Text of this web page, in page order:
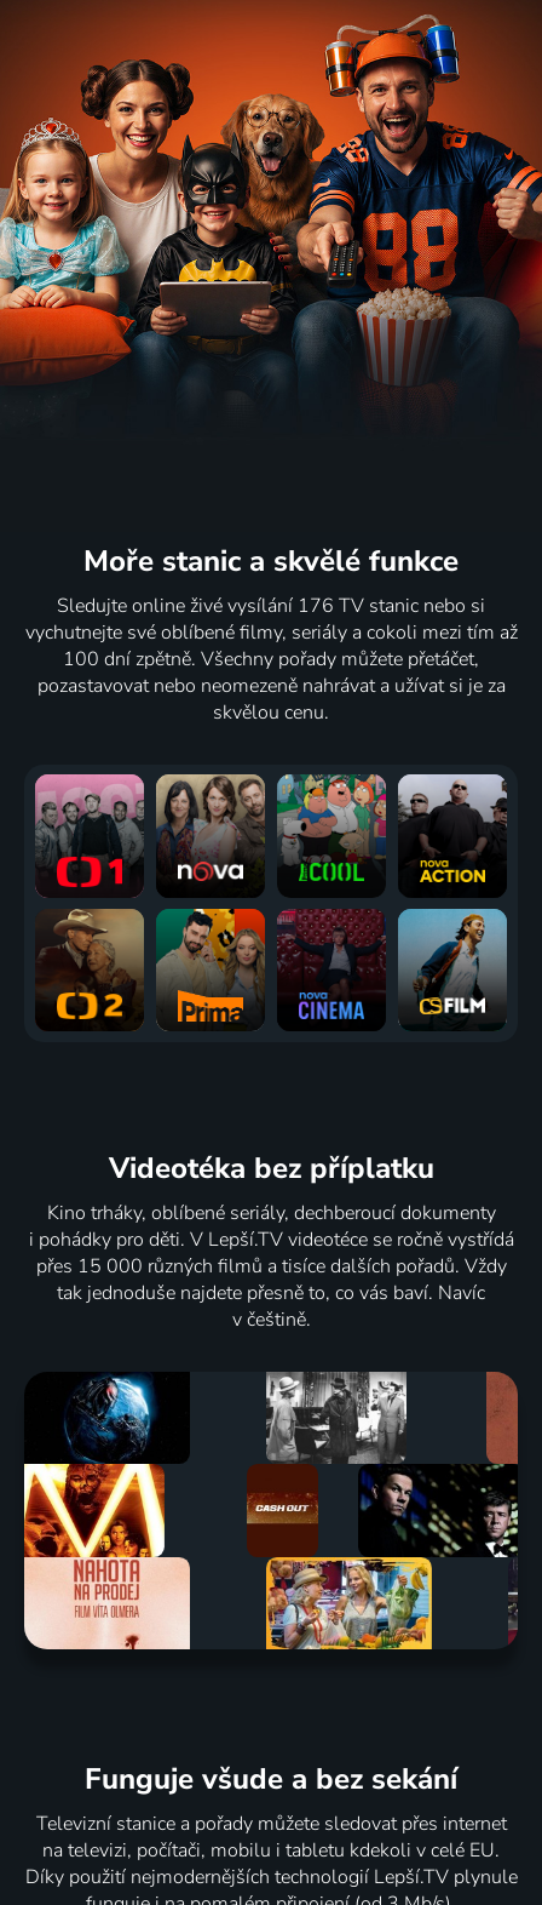
Moře stanic a skvělé funkce
Sledujte online živé vysílání 176 TV stanic nebo si
vychutnejte své oblíbené filmy, seriály a cokoli mezi tím až
100 dní zpětně. Všechny pořady můžete přetáčet,
pozastavovat nebo neomezeně nahrávat a užívat si je za
skvělou cenu.
Videotéka bez příplatku
Kino trháky, oblíbené seriály, dechberoucí dokumenty
i pohádky pro děti. V Lepší.TV videotéce se ročně vystřídá
přes 15 000 různých filmů a tisíce dalších pořadů. Vždy
tak jednoduše najdete přesně to, co vás baví. Navíc
v češtině.
Funguje všude a bez sekání
Televizní stanice a pořady můžete sledovat přes internet
na televizi, počítači, mobilu i tabletu kdekoli v celé EU.
Díky použití nejmodernějších technologií Lepší.TV plynule